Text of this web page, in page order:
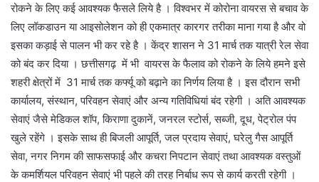
रोकने के लिए कई आवश्यक फैसले लिये है । विश्वभर में कोरोना वायरस से बचाव के
लिए लॉकडाउन या आइसोलेशन को ही एकमात्र कारगर तरीका माना गया है और वो
इसका कड़ाई से पालन भी कर रहे है । केंद्र शासन ने 31 मार्च तक यात्री रेल सेवा
को बंद कर दिया । छत्तीसगढ़ में भी वायरस के फैलाव को रोकने के लिये हमने इसे
शहरी क्षेत्रों में 31 मार्च तक कर्फ्यू को बढ़ाने का निर्णय लिया है । इस दौरान सभी
कार्यालय, संस्थान, परिवहन सेवाएं और अन्य गतिविधियां बंद रहेगी । अति आवश्यक
सेवाएं जैसे मेडिकल शॉप, किराणा दुकानें, जनरल स्टोर्स, सब्जी, दूध, पेट्रोल पंप
खुले रहेंगे । इसके साथ ही बिजली आपूर्ति, जल प्रदाय सेवाएं, घरेलु गैस आपूर्ति
सेवा, नगर निगम की साफसफाई और कचरा निपटान सेवाएं तथा आवश्यक वस्तुओं
के कमर्शियल परिवहन सेवाएं भी पहले की तरह निर्बाध रूप से कार्य करती रहेगी ।